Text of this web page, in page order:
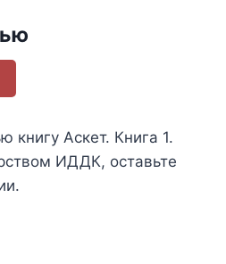
книгу Аскет. Книга 1.
ИДДК, оставьте